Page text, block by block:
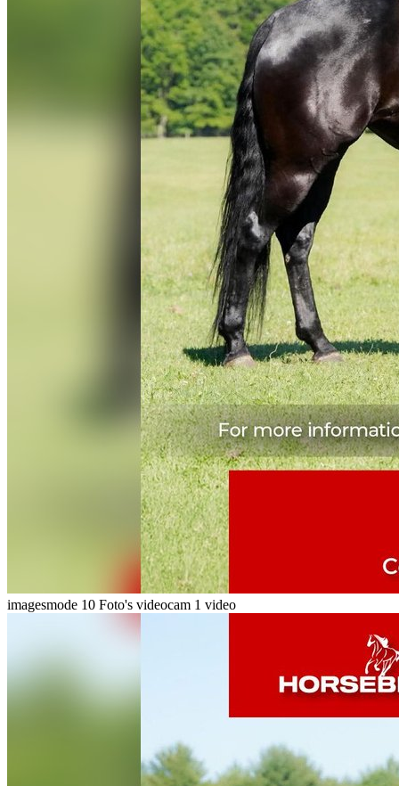
imagesmode 10 Foto's videocam 1 video